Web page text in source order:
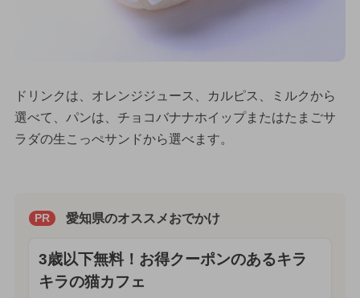
ドリンクは、オレンジジュース、カルピス、ミルクから
選べて、パンは、チョコバナナホイップまたはたまごサ
ラダの生こっぺサンドから選べます。
PR 愛知県のオススメおでかけ
3歳以下無料！お得クーポンのあるキラ
キラの猫カフェ